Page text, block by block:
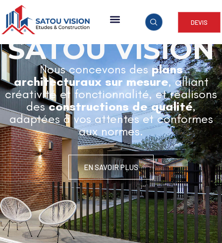
DEVIS
ARCHITECTURE & CONSTRUCTION
SATOU VISION
Nous concevons desplans
architecturaux sur mesure, alliant
créativité et fonctionnalité, et réalisons
desconstructions de qualité,
adaptées à vos attentes et conformes
aux normes.
EN SAVOIR PLUS